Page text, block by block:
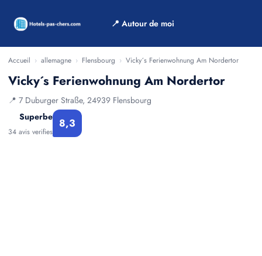
📍 Autour de moi
Accueil › allemagne › Flensbourg › Vicky´s Ferienwohnung Am Nordertor
Vicky´s Ferienwohnung Am Nordertor
📍 7 Duburger Straße, 24939 Flensbourg
Superbe
34 avis verifies
8,3